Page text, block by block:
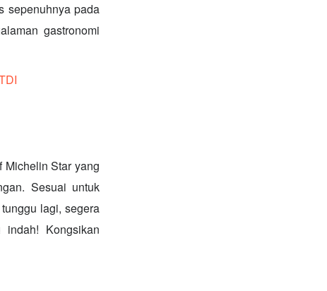
sepenuhnya pada
gastronomi
Michelin Star yang
Sesuai untuk
lagi, segera
Kongsikan